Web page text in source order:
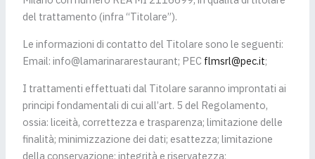
del trattamento (infra “Titolare”).
Le informazioni di contatto del Titolare sono le seguenti:
Email: info@lamarinararestaurant; PEC flmsrl@pec.it;
I trattamenti effettuati dal Titolare saranno improntati ai
principi fondamentali di cui all’art. 5 del Regolamento,
ossia: liceità, correttezza e trasparenza; limitazione delle
finalità; minimizzazione dei dati; esattezza; limitazione
della conservazione; integrità e riservatezza;